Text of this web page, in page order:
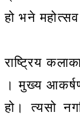
हो भने
राष्ट्रिय
। मुख्य
हो। त्यसो